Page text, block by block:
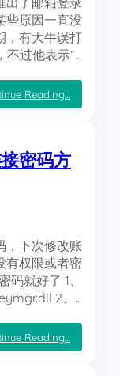
8
元
的
方
些原因一直没
，有大牛误打
过他表示“…
Reading…：
T
g
r
的
邮
箱
能
密码方
，下次修改账
有权限或者密
就好了 1、
2、…
Reading…：
重